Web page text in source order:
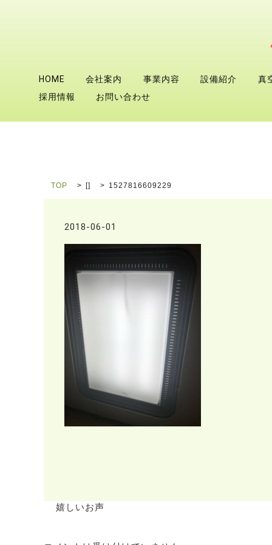
HOME 会社案内 事業内容 設備紹介 真
採用情報
お問い合わせ
TOP [] 1527816609229
2018-06-01
嬉しいお声